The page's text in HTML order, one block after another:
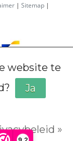
9,2
| Sitemap |
website te
Ja
»